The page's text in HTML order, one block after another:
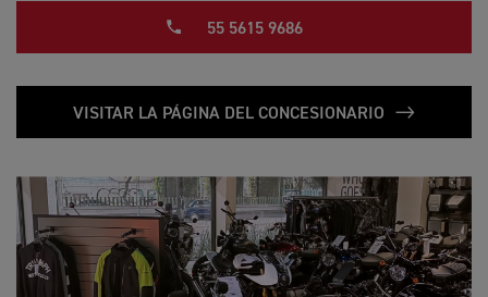
55 5615 9686
VISITAR LA PÁGINA DEL CONCESIONARIO